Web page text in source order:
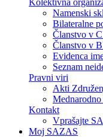
Kolektivna
Namenski
Bilateralne
Članstvo v
Članstvo v
Evidenca
Seznam
Pravni viri
Akti
Kontakt
Vprašajte
Moj SAZAS